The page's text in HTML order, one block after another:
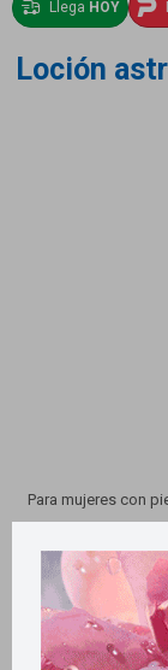
Llega HOY
Loción
Para mujeres con
Activos efecto
los poros,